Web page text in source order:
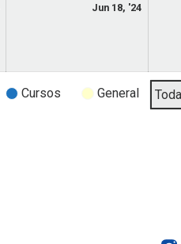
Jun 18, '24
Cursos General